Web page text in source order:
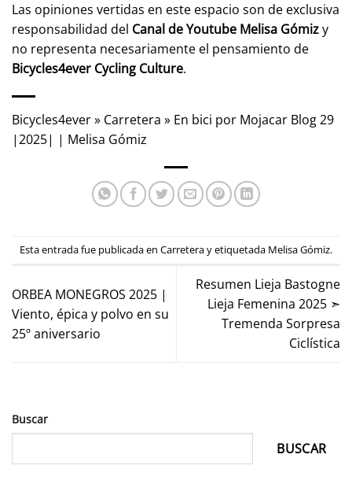
Las opiniones vertidas en este espacio son de exclusiva
responsabilidad del Canal de Youtube Melisa Gómizy
no representa necesariamente el pensamiento de
Bicycles4ever Cycling Culture.
Bicycles4ever» Carretera » En bici por Mojacar Blog 29
|2025| | Melisa Gómiz
Esta entrada fue publicada en Carreteray etiquetada Melisa Gómiz.
ORBEA MONEGROS 2025 |
Viento, épica y polvo en su
25º aniversario
Resumen Lieja Bastogne
Lieja Femenina 2025 ➣
Tremenda Sorpresa
Ciclística
Buscar
BUSCAR